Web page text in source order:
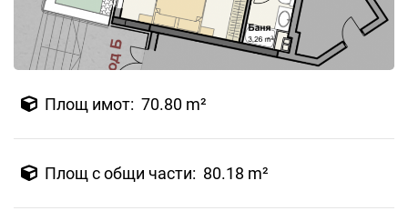
Площ имот: 70.80 m²
Площ с общи части: 80.18 m²